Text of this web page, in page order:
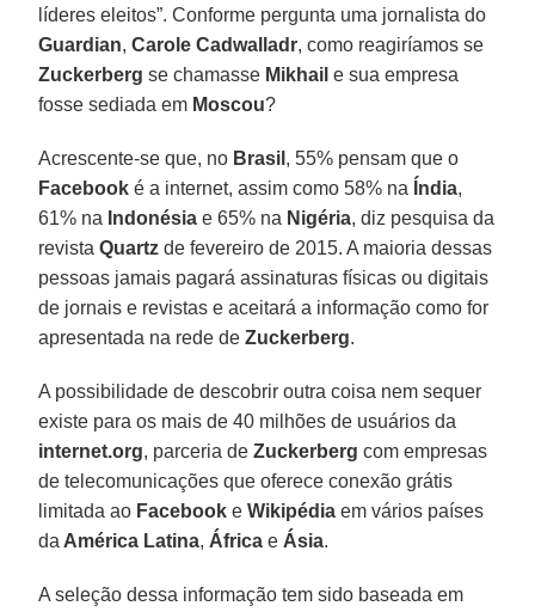
líderes eleitos”. Conforme pergunta uma jornalista do
Guardian,Carole Cadwalladr, como reagiríamos se
Zuckerberg se chamasse Mikhail e sua empresa
fosse sediada em Moscou?
Acrescente-se que, no Brasil , 55% pensam que o
Facebook é a internet, assim como 58% na Índia,
61% na Indonésia e 65% na Nigéria, diz pesquisa da
revistaQuartz de fevereiro de 2015. A maioria dessas
pessoas jamais pagará assinaturas físicas ou digitais
de jornais e revistas e aceitará a informação como for
apresentada na rede deZuckerberg.
A possibilidade de descobrir outra coisa nem sequer
existe para os mais de 40 milhões de usuários da
internet.org, parceria deZuckerberg com empresas
de telecomunicações que oferece conexão grátis
limitada ao Facebook eWikipédia em vários países
da América Latina, África e Ásia.
A seleção dessa informação tem sido baseada em